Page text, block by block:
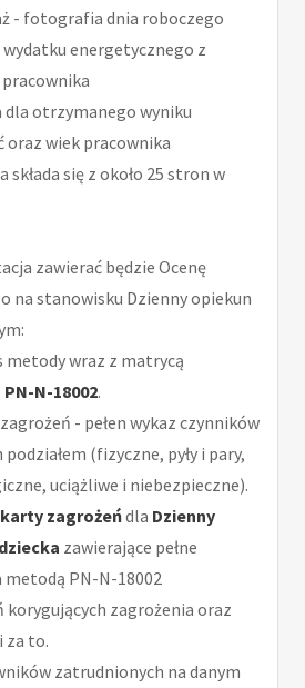
- fotografia dnia roboczego
wydatku energetycznego z
pracownika
dla otrzymanego wyniku
oraz wiek pracownika
składa się z około 25 stron w
zawierać będzie Ocenę
na stanowisku Dzienny opiekun
metody wraz z matrycą
PN-N-18002.
- pełen wykaz czynników
(fizyczne, pyły i pary,
uciążliwe i niebezpieczne).
karty zagrożeńdla Dzienny
zawierające pełne
metodą PN-N-18002
korygujących zagrożenia oraz
za to.
zatrudnionych na danym